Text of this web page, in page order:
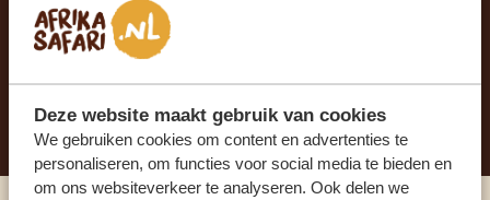
Deze website maakt gebruik van cookies
We gebruiken cookies om content en advertenties te
personaliseren, om functies voor social media te bieden en
om ons websiteverkeer te analyseren. Ook delen we
ONTVANG EEN VRIJBLIJVENDE OFFERTE